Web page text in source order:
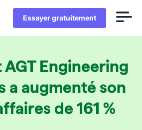
Essayer gratuitement
Engineering
a augmenté son
de 161 %